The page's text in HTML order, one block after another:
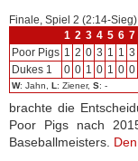
Finale, Spiel 2 (2:14-
1 2 3 4 5 6 7
Poor Pigs 1 2 0 3 1 1 3
Dukes 1
0 0 1 0 1 0 0
W: Jahn, L : Ziener, S: -
brachte die
Poor Pigs nach
Baseballmeisters.